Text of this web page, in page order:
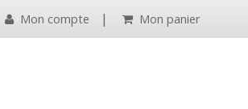
Mon compte | Mon panier